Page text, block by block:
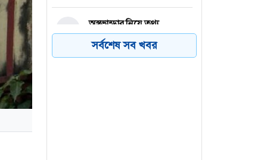
অস্ত্রভান্ডার নিয়ে তথ্য
ফাঁসকারীদের কারাদণ্ডের
হুঁশিয়ারি ট্রাম্পের
৪
সর্বশেষ সব খবর